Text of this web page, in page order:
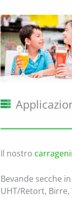
Il nostro
Bevande secche
UHT/Retort,